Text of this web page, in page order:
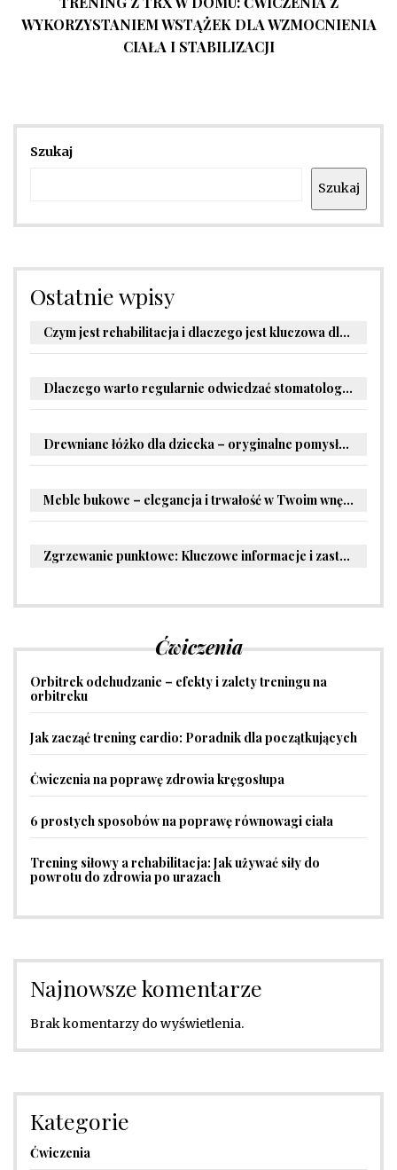
WYKORZYSTANIEM WSTĄŻEK DLA WZMOCNIENIA
CIAŁA I STABILIZACJI
Szukaj
Szukaj
Ostatnie wpisy
Czym jest rehabilitacja i dlaczego jest kluczowa dla powrotu do zdrowia?
Dlaczego warto regularnie odwiedzać stomatologa?
Drewniane łóżko dla dziecka – oryginalne pomysły na aranżację pokoju malucha
Meble bukowe – elegancja i trwałość w Twoim wnętrzu
Zgrzewanie punktowe: Kluczowe informacje i zastosowania w przemyśle
Ćwiczenia
Orbitrek odchudzanie – efekty i zalety treningu na
orbitreku
Jak zacząć trening cardio: Poradnik dla początkujących
Ćwiczenia na poprawę zdrowia kręgosłupa
6 prostych sposobów na poprawę równowagi ciała
Trening siłowy a rehabilitacja: Jak używać siły do
powrotu do zdrowia po urazach
Najnowsze komentarze
Brak komentarzy do wyświetlenia.
Kategorie
Ćwiczenia